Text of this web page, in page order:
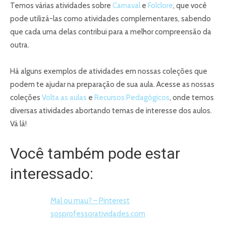
Temos várias atividades sobre Carnaval e Folclore, que você
pode utilizá-las como atividades complementares, sabendo
que cada uma delas contribui para a melhor compreensão da
outra.
Há alguns exemplos de atividades em nossas coleções que
podem te ajudar na preparação de sua aula. Acesse as nossas
coleções Volta as aulas e Recursos Pedagógicos, onde temos
diversas atividades abortando temas de interesse dos aulos.
Vá lá!
Você também pode estar
interessado:
Mal ou mau? – Pinterest
sosprofessoratividades.com